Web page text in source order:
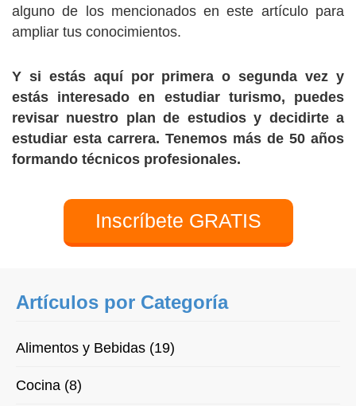
alguno de los mencionados en este artículo para
ampliar tus conocimientos.
Y si estás aquí por primera o segunda vez y
estás interesado en estudiar turismo, puedes
revisar nuestro plan de estudios y decidirte a
estudiar esta carrera. Tenemos más de 50 años
formando técnicos profesionales.
Inscríbete GRATIS
Artículos por Categoría
Alimentos y Bebidas (19)
Cocina (8)